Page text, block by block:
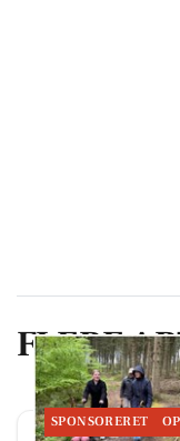
FLERE
SPONSORERET